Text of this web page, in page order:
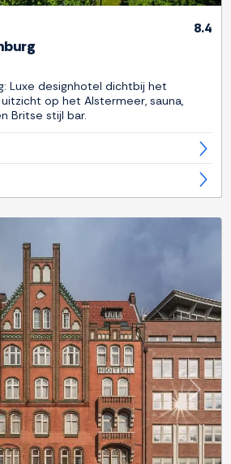
8.4
Luxe designhotel dichtbij het
op het Alstermeer, sauna,
Britse stijl bar.
Next